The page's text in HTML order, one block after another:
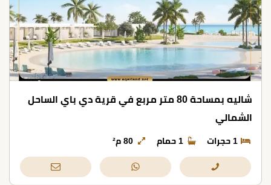
شاليه بمساحة 80 متر مربع في قرية دي باي الساحل
الشمالي
1 حجرات 1 حمام 80 م²